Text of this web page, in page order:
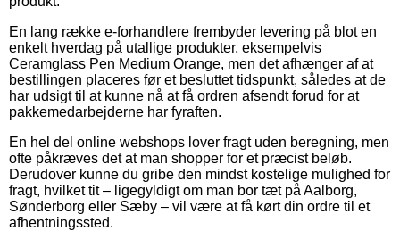
En lang række e-forhandlere frembyder levering på blot en
enkelt hverdag på utallige produkter, eksempelvis
Ceramglass Pen Medium Orange, men det afhænger af at
bestillingen placeres før et besluttet tidspunkt, således at de
har udsigt til at kunne nå at få ordren afsendt forud for at
pakkemedarbejderne har fyraften.
En hel del online webshops lover fragt uden beregning, men
ofte påkræves det at man shopper for et præcist beløb.
Derudover kunne du gribe den mindst kostelige mulighed for
fragt, hvilket tit – ligegyldigt om man bor tæt på Aalborg,
Sønderborg eller Sæby – vil være at få kørt din ordre til et
afhentningssted.